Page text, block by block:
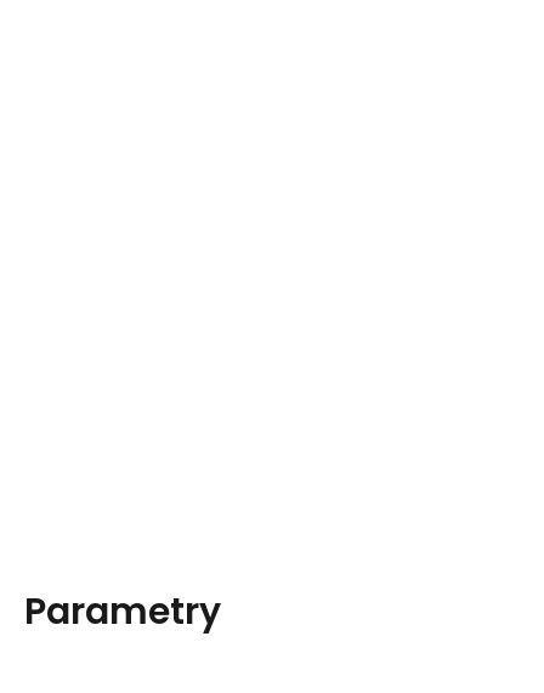
Parametry